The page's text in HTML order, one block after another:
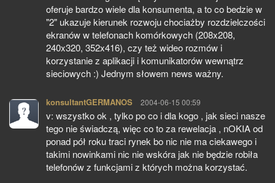
oferuje bardzo wiele dla konsumenta, a to co bedzie w
"2" ukazuje kierunek rozwoju chociażby rozdzielczości
ekranów w telefonach komórkowych (208x208,
240x320, 352x416), czy też wideo rozmów i
korzystanie z aplikacji i komunikatorów wewnątrz
sieciowych :) Jednym słowem news ważny.
konsultantGERMANOS pisze:
2004-06-15 00:59
v: wszystko ok , tylko po co i dla kogo , jak sieci nasze
tego nie świadczą, więc co to za rewelacja , nOKIA od
ponad pół roku traci rynek bo nic nie ma ciekawego i
takimi nowinkami nic nie wskóra jak nie będzie robiła
telefonów z funkcjami z których można korzystać.